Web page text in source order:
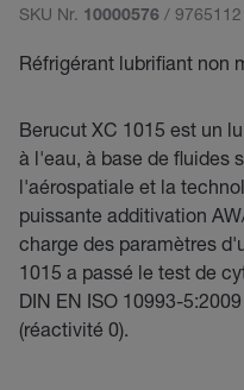
SKU Nr. 10000576 / 9765112
Réfrigérant lubrifiant non
Berucut XC 1015 est un
à l'eau, à base de fluides
l'aérospatiale et la
puissante additivation
charge des paramètres
1015 a passé le test de
DIN EN ISO 10993-
(réactivité 0).